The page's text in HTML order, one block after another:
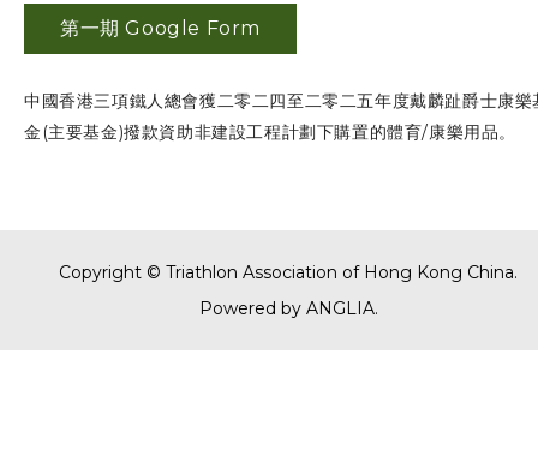
第一期 Google Form
中國香港三項鐵人總會獲二零二四至二零二五年度戴麟趾爵士康樂
金(主要基金)撥款資助非建設工程計劃下購置的體育/康樂用品。
Copyright © Triathlon Association of Hong Kong China.
Powered by ANGLIA.